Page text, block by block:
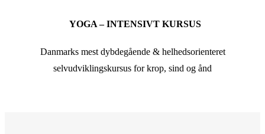
YOGA – INTENSIVT KURSUS
Danmarks mest dybdegående & helhedsorienteret
selvudviklingskursus for krop, sind og ånd